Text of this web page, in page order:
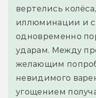
вертелись
иллюминации и
одновременно
ударам. Между
желающим
невидимого
угощением